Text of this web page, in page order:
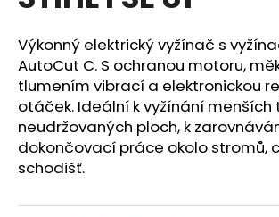
z
5
hvězdiček.
Výkonný elektrický vyžínač s
AutoCut C. S ochranou motoru,
tlumením vibrací a elektronickou
otáček. Ideální k vyžínání menších
neudržovaných ploch, k
dokončovací práce okolo stromů,
schodišť.
j
í
t
?
HLEDAT